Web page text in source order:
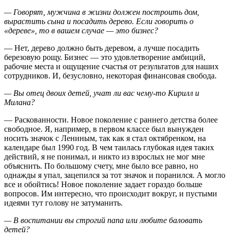
— Говорят, мужчина в жизни должен построить дом,
вырастить сына и посадить дерево. Если говорить о
«дереве», то в вашем случае — это бизнес?
— Нет, дерево должно быть деревом, а лучше посадить
березовую рощу. Бизнес — это удовлетворение амбиций,
рабочие места и ощущение счастья от результатов для наших
сотрудников. И, безусловно, некоторая финансовая свобода.
— Вы отец двоих детей, учат ли вас чему-то Кирилл и
Милана?
— Раскованности. Новое поколение с раннего детства более
свободное. Я, например, в первом классе был вынужден
носить значок с Лениным, так как я стал октябренком, на
календаре был 1990 год. В чем таилась глубокая идея таких
действий, я не понимал, и никто из взрослых не мог мне
объяснить. По большому счету, мне было все равно, но
однажды я упал, зацепился за тот значок и поранился. А могло
все и обойтись! Новое поколение задает гораздо больше
вопросов. Им интересно, что происходит вокруг, и пустыми
идеями тут голову не затуманить.
— В воспитании вы строгий папа или любите баловать
детей?